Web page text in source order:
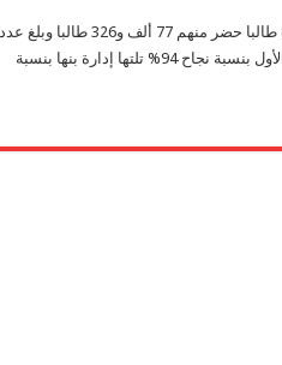
وأضافت أن عدد المتقدمين للشهادة الإعدادية لهذا العام بلغ 78 ألفا و80 طالبا حضر منهم 77 ألف و326 طالبا وبلغ عدد
الناجحين 60 ألف و909 طالبا، وحصلت إدارة شبين القناطر على المركز الأول بنسبة نجاح 94% تلتها إدارة بنها بنسبة